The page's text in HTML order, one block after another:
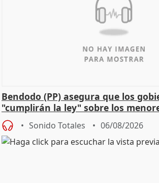
Bendodo (PP) asegura que los
"cumplirán la ley" sobre los
Sonido Totales 06/08/2026